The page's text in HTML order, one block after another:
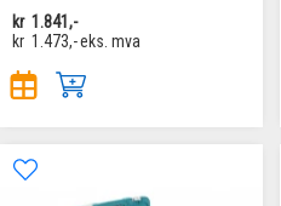
kr 1.841,-
kr 1.473,-eks. mva